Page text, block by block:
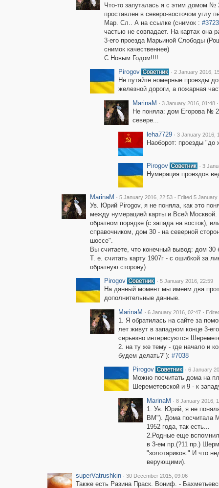
Что-то запуталась я с этим домом №
проставлен в северо-восточом углу
Мар. Сл.. А на ссылке (снимок :
частью не совпадает. На картах она
3-его проезда Марьиной Слободы
снимок качественнее)
С Новым Годом!!!!
Pirogov
· 2 January 2016,
Не путайте номерные проезды
железной дороги, а пожарная
MarinaM · 3 January 2016, 01:48 ·
Не поняла: дом Егорова №
севере...
leha7729 · 3 January 2016,
Наоборот: проезды "до
Pirogov · 3
Нумерация проездов
MarinaM · 5 January 2016, 22:53 · Edited 5 January
Ув. Юрий Pirogov, я не поняла, как это
между нумерацией карты и Всей
обратном порядке (с запада на восток),
справочником, дом 30 - на северной
шоссе".
Вы считаете, что конечный вывод: дом 30
Т. е. считать карту 1907г - с ошибкой за
обратную сторону)
Pirogov
· 5 January 2016, 22:59
На данный момент мы имеем два
дополнительные данные.
MarinaM · 6 January 2016, 02:47 ·
1. Я обратилась на сайте за
лет живут в западном конце 3-
серьезно интересуются
2. на ту же тему - где начало и
будем делать?"): #7038
Pirogov
· 6 January
Можно посчитать дома на
Шереметевской и 9 - к
MarinaM · 8 January 2016,
1. Ув. Юрий, я не
ВМ"). Дома посчитала
1952 года, так есть...
2.Родные еще
в 3-ем пр.(?11 пр.)
"золотариков." И что
верующими).
superVatrushkin · 30 December 2015, 09:06
Также есть Разина Праск. Вониф. -